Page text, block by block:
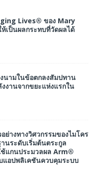
Lives® ของ Mary
ห้เป็นผลกระทบที่วัดผลได้
นามในข้อตกลงสัมปทาน
งานจากขยะแห่งแรกใน
ย่างทางวิศวกรรมของไมโคร
นระดับเริ่มต้นตระกูล
แกนประมวลผล Arm®
แอปพลิเคชันควบคุมระบบ